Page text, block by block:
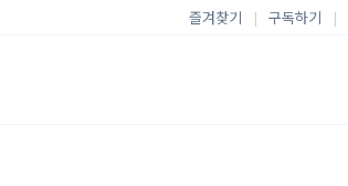
즐겨찾기 | 구독하기 |